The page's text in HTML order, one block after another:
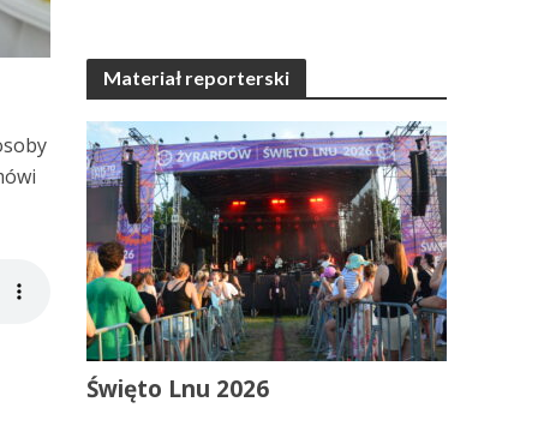
Materiał reporterski
Święto Lnu 2026